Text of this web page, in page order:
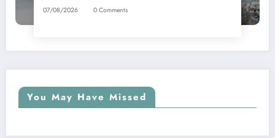
07/08/2026 0 Comments
You May Have Missed